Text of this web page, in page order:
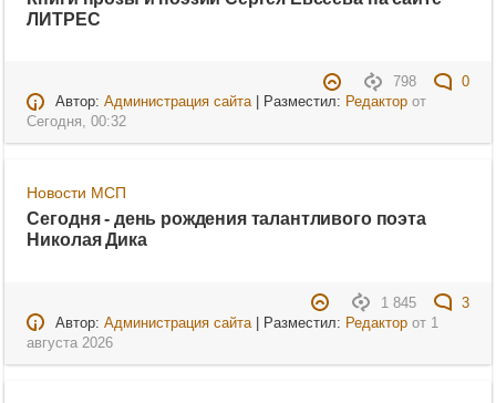
ЛИТРЕС
798
0
Автор: Администрация сайта| Разместил: Редакторот
Сегодня, 00:32
Новости МСП
Сегодня - день рождения талантливого поэта
Николая Дика
1 845
3
Автор: Администрация сайта| Разместил: Редакторот 1
августа 2026